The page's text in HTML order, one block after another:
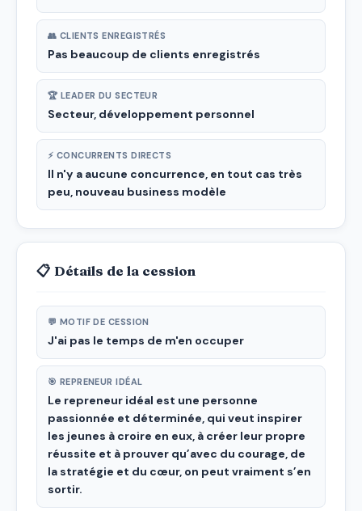
👥 CLIENTS ENREGISTRÉS
Pas beaucoup de clients enregistrés
🏆 LEADER DU SECTEUR
Secteur, développement personnel
⚡ CONCURRENTS DIRECTS
Il n'y a aucune concurrence, en tout cas très
peu, nouveau business modèle
📋 Détails de la cession
💬 MOTIF DE CESSION
J'ai pas le temps de m'en occuper
🎯 REPRENEUR IDÉAL
Le repreneur idéal est une personne
passionnée et déterminée, qui veut inspirer
les jeunes à croire en eux, à créer leur propre
réussite et à prouver qu’avec du courage, de
la stratégie et du cœur, on peut vraiment s’en
sortir.